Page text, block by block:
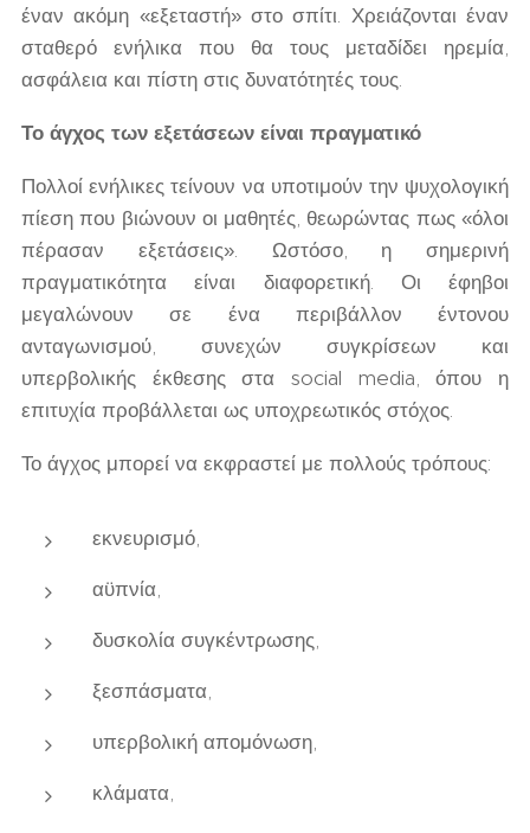
έναν ακόμη «εξεταστή» στο σπίτι. Χρειάζονται έναν
σταθερό ενήλικα που θα τους μεταδίδει ηρεμία,
ασφάλεια και πίστη στις δυνατότητές τους.
Το άγχος των εξετάσεων είναι πραγματικό
Πολλοί ενήλικες τείνουν να υποτιμούν την ψυχολογική
πίεση που βιώνουν οι μαθητές, θεωρώντας πως «όλοι
πέρασαν εξετάσεις». Ωστόσο, η σημερινή
πραγματικότητα είναι διαφορετική. Οι έφηβοι
μεγαλώνουν σε ένα περιβάλλον έντονου
ανταγωνισμού, συνεχών συγκρίσεων και
υπερβολικής έκθεσης στα social media, όπου η
επιτυχία προβάλλεται ως υποχρεωτικός στόχος.
Το άγχος μπορεί να εκφραστεί με πολλούς τρόπους:
εκνευρισμό,
αϋπνία,
δυσκολία συγκέντρωσης,
ξεσπάσματα,
υπερβολική απομόνωση,
κλάματα,